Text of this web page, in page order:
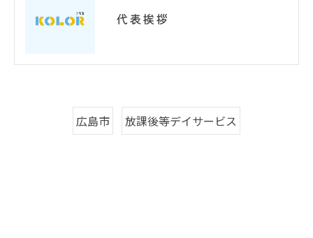
代表挨拶
広島市 放課後等デイサービス